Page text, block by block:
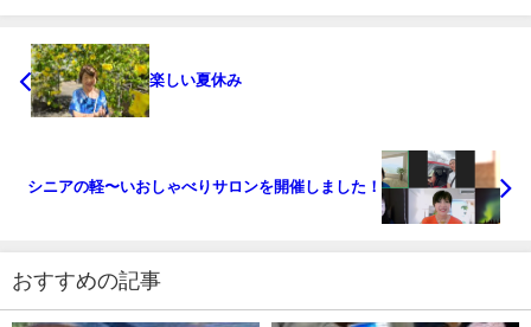
楽しい夏休み
シニアの軽〜いおしゃべりサロンを開催しました！
おすすめの記事